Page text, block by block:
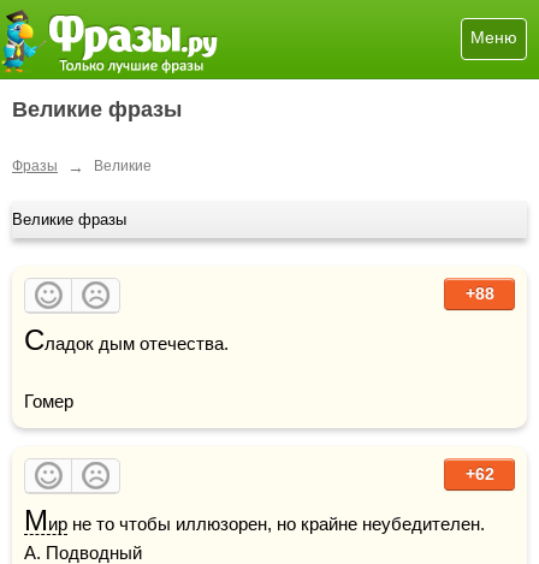
Меню
Великие фразы
Фразы → Великие
Великие фразы
+88
Сладок дым отечества.
Гомер
+62
Мир не то чтобы иллюзорен, но крайне неубедителен.
А. Подводный